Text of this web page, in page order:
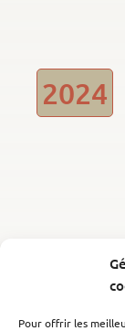
Pour offrir les
2024